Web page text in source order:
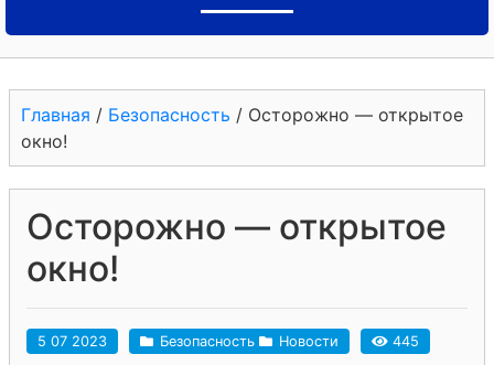
Главная / Безопасность / Осторожно — открытое
окно!
Осторожно — открытое
окно!
5 07 2023 Безопасность Новости 445